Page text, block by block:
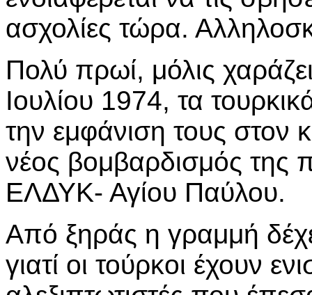
ασχολίες τώρα.
Πολύ πρωί, μόλις
Ιουλίου 1974, τα
την εμφάνιση τους στον
νέος βομβαρδισμός της
ΕΛΔΥΚ- Αγίου Παύλου.
Από ξηράς η γραμμή
γιατί οι τούρκοι έχουν